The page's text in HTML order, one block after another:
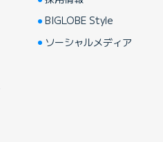
BIGLOBE Style
ソーシャルメディア